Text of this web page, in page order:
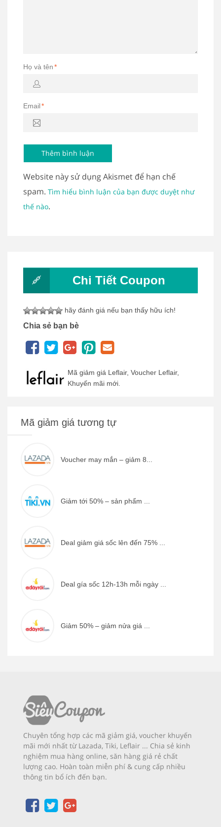
Họ và tên*
Email*
Website này sử dụng Akismet để hạn chế
spam. Tìm hiểu bình luận của bạn được duyệt như
thế nào.
Chi Tiết Coupon
hãy đánh giá nếu bạn thấy hữu ích!
Chia sẻ bạn bè
Mã giảm giá Leflair, Voucher Leflair,
Khuyến mãi mới.
Mã giảm giá tương tự
Voucher may mắn – giảm 8...
Giảm tới 50% – sản phẩm ...
Deal giảm giá sốc lên đến 75% ...
Deal gía sốc 12h-13h mỗi ngày ...
Giảm 50% – giảm nửa giá ...
Chuyên tổng hợp các mã giảm giá, voucher khuyến
mãi mới nhất từ Lazada, Tiki, Leflair ... Chia sẻ kinh
nghiệm mua hàng online, săn hàng giá rẻ chất
lượng cao. Hoàn toàn miễn phí & cung cấp nhiều
thông tin bổ ích đến bạn.